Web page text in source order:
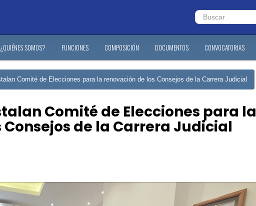
¿QUIÉNES SOMOS? FUNCIONES COMPOSICIÓN DOCUMENTOS CONVOCATORIAS
Comité de Elecciones para la renovación de los Consejos de la Carrera Judicial
Comité de Elecciones para la
de la Carrera Judicial